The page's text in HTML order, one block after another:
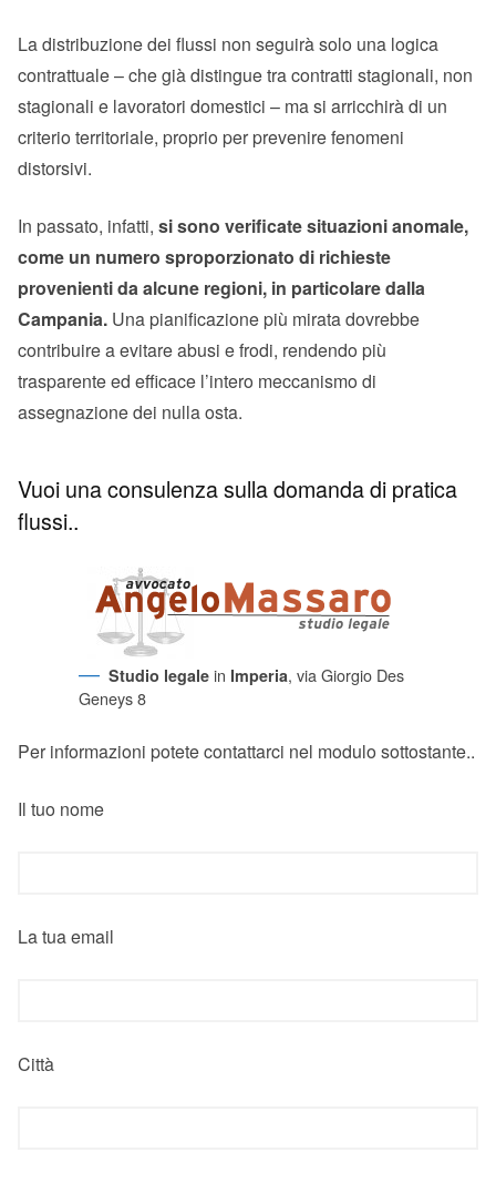
La distribuzione dei flussi non seguirà solo una logica
contrattuale – che già distingue tra contratti stagionali, non
stagionali e lavoratori domestici – ma si arricchirà di un
criterio territoriale, proprio per prevenire fenomeni
distorsivi.
In passato, infatti, si sono verificate situazioni anomale,
come un numero sproporzionato di richieste
provenienti da alcune regioni, in particolare dalla
Campania. Una pianificazione più mirata dovrebbe
contribuire a evitare abusi e frodi, rendendo più
trasparente ed efficace l’intero meccanismo di
assegnazione dei nulla osta.
Vuoi una consulenza sulla domanda di pratica
flussi..
Studio legale in Imperia, via Giorgio Des
Geneys 8
Per informazioni potete contattarci nel modulo sottostante..
Il tuo nome
La tua email
Città